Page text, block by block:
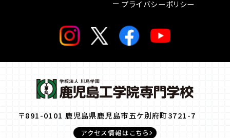
プライバシーポリシー
〒891-0101 鹿児島県鹿児島市五ケ別府町3721-7
アクセス情報はこちら